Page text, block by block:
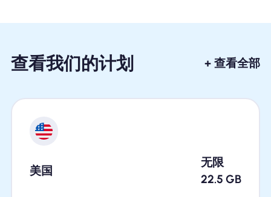
查看我们的计划 + 查看全部
美国
无限
22.5 GB